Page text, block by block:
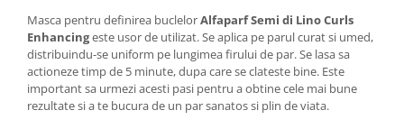
Masca pentru definirea buclelorAlfaparf Semi di Lino Curls
Enhancingeste usor de utilizat. Se aplica pe parul curat si umed,
distribuindu-se uniform pe lungimea firului de par. Se lasa sa
actioneze timp de 5 minute, dupa care se clateste bine. Este
important sa urmezi acesti pasi pentru a obtine cele mai bune
rezultate si a te bucura de un par sanatos si plin de viata.